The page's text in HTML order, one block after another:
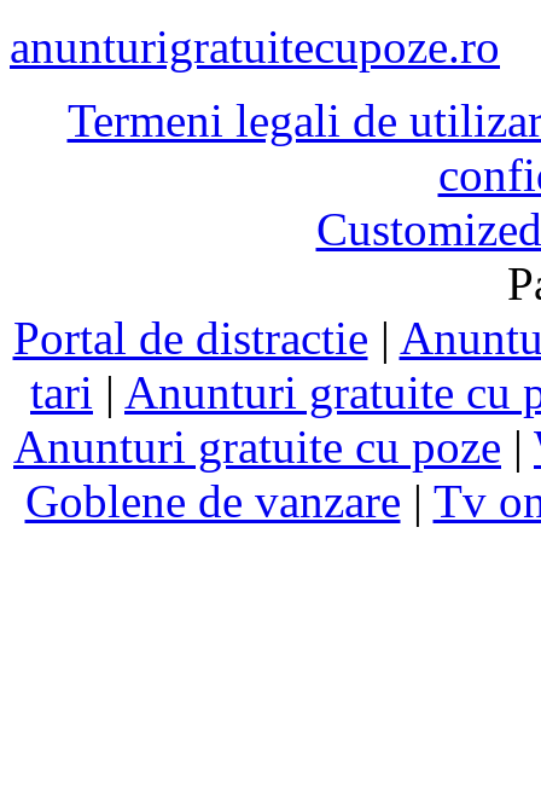
anunturigratuitecupoze.ro
Termeni legali de
Portal de distractie |
tari | Anunturi gratuite cu
Anunturi gratuite cu poze |
Goblene de vanzare | Tv